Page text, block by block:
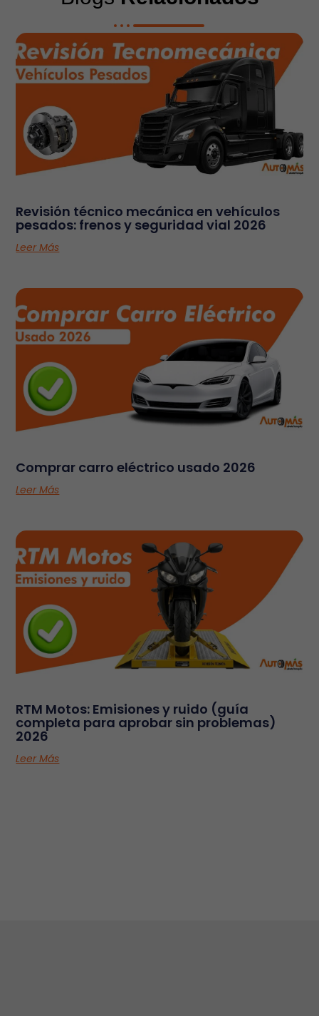
Revisión técnico mecánica en vehículos
pesados: frenos y seguridad vial 2026
Leer Más
Comprar carro eléctrico usado 2026
Leer Más
RTM Motos: Emisiones y ruido (guía
completa para aprobar sin problemas)
2026
Leer Más